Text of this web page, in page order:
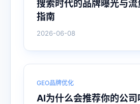
搜索时代的品牌曝光与
指南
2026-06-08
GEO品牌优化
AI为什么会推荐你的公司